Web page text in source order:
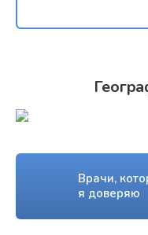
Врачи,
я доверяю